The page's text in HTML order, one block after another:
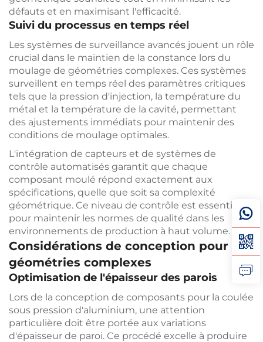
défauts et en maximisant l'efficacité.
Suivi du processus en temps réel
Les systèmes de surveillance avancés jouent un rôle
crucial dans le maintien de la constance lors du
moulage de géométries complexes. Ces systèmes
surveillent en temps réel des paramètres critiques
tels que la pression d'injection, la température du
métal et la température de la cavité, permettant
des ajustements immédiats pour maintenir des
conditions de moulage optimales.
L'intégration de capteurs et de systèmes de
contrôle automatisés garantit que chaque
composant moulé répond exactement aux
spécifications, quelle que soit sa complexité
géométrique. Ce niveau de contrôle est essentiel
pour maintenir les normes de qualité dans les
environnements de production à haut volume.
Considérations de conception pour les
géométries complexes
Optimisation de l'épaisseur des parois
Lors de la conception de composants pour la coulée
sous pression d'aluminium, une attention
particulière doit être portée aux variations
d'épaisseur de paroi. Ce procédé excelle à produire